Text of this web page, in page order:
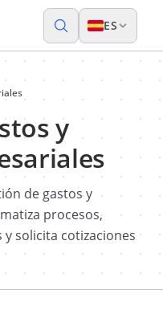
ES
y
de gastos y
procesos,
solicita cotizaciones